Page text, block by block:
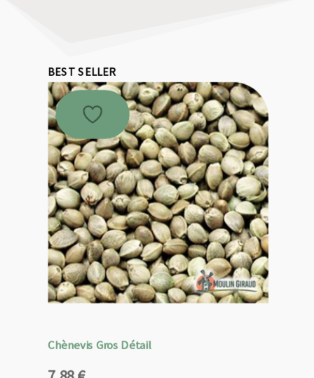
BEST SELLER
Chènevis Gros Détail